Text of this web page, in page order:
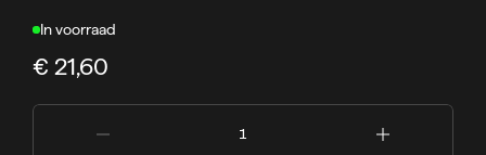
In voorraad
€ 21,60